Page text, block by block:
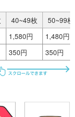
40~49枚
50~99枚
1,580円
1,480円
350円 350円